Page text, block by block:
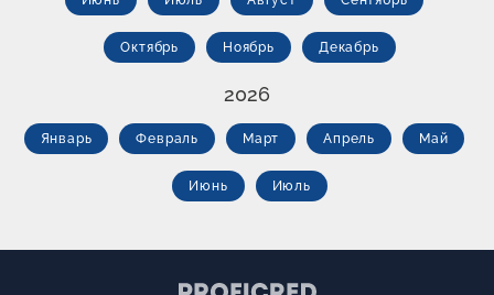
Октябрь Ноябрь Декабрь
2026
Январь Февраль Март Апрель Май
Июнь Июль